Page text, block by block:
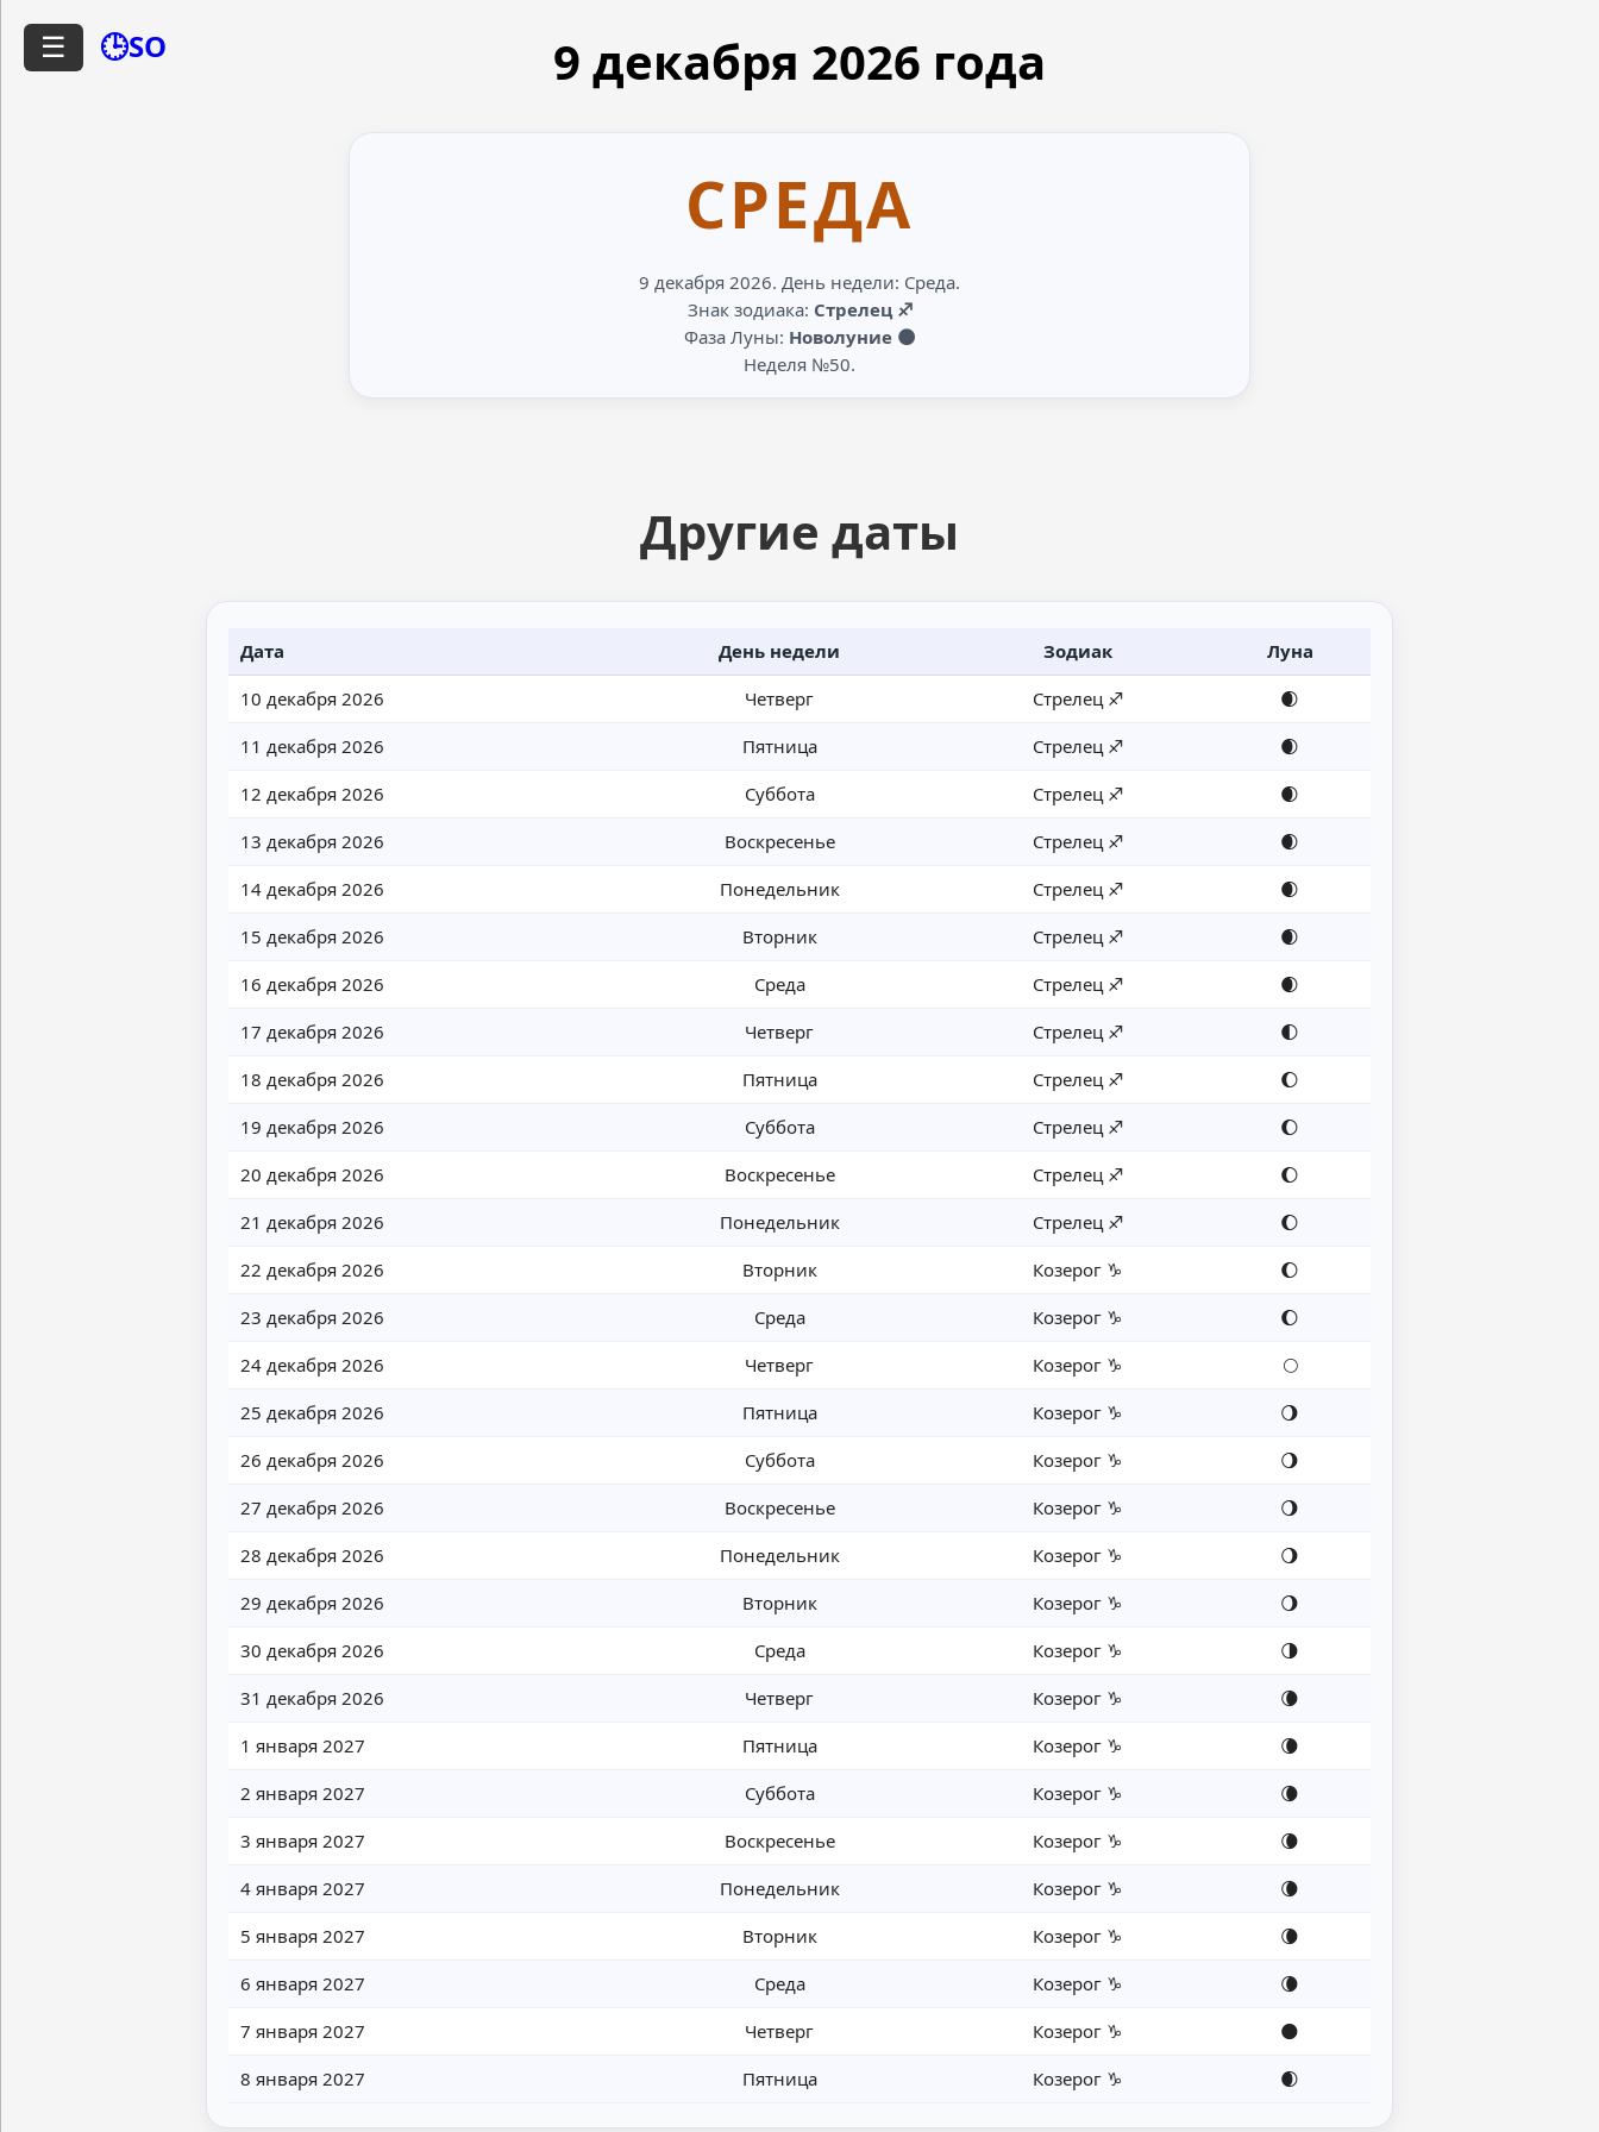
☰ 🕒SO 9 декабря 2026 года
СРЕДА
9 декабря 2026. День недели: Среда.
Знак зодиака: Стрелец ♐
Фаза Луны: Новолуние 🌑
Неделя №50.
Другие даты
Дата День недели Зодиак
Луна
10 декабря 2026
Четверг Стрелец ♐
🌒
11 декабря 2026
Пятница Стрелец ♐
🌒
12 декабря 2026
Суббота Стрелец ♐
🌒
13 декабря 2026
Воскресенье Стрелец ♐
🌒
14 декабря 2026
Понедельник Стрелец ♐
🌒
15 декабря 2026
Вторник Стрелец ♐
🌒
16 декабря 2026
Среда Стрелец ♐
🌒
17 декабря 2026
Четверг Стрелец ♐
🌓
18 декабря 2026
Пятница Стрелец ♐
🌔
19 декабря 2026
Суббота Стрелец ♐
🌔
20 декабря 2026
Воскресенье Стрелец ♐
🌔
21 декабря 2026
Понедельник Стрелец ♐
🌔
22 декабря 2026
Вторник Козерог ♑
🌔
23 декабря 2026
Среда Козерог ♑
🌔
24 декабря 2026
Четверг Козерог ♑
🌕
25 декабря 2026
Пятница Козерог ♑
🌖
26 декабря 2026
Суббота Козерог ♑
🌖
27 декабря 2026
Воскресенье Козерог ♑
🌖
28 декабря 2026
Понедельник Козерог ♑
🌖
29 декабря 2026
Вторник Козерог ♑
🌖
30 декабря 2026
Среда Козерог ♑
🌗
31 декабря 2026
Четверг Козерог ♑
🌘
1 января 2027
Пятница Козерог ♑
🌘
2 января 2027
Суббота Козерог ♑
🌘
3 января 2027
Воскресенье Козерог ♑
🌘
4 января 2027
Понедельник Козерог ♑
🌘
5 января 2027
Вторник Козерог ♑
🌘
6 января 2027
Среда Козерог ♑
🌘
7 января 2027
Четверг Козерог ♑
🌑
8 января 2027
Пятница Козерог ♑ 🌒